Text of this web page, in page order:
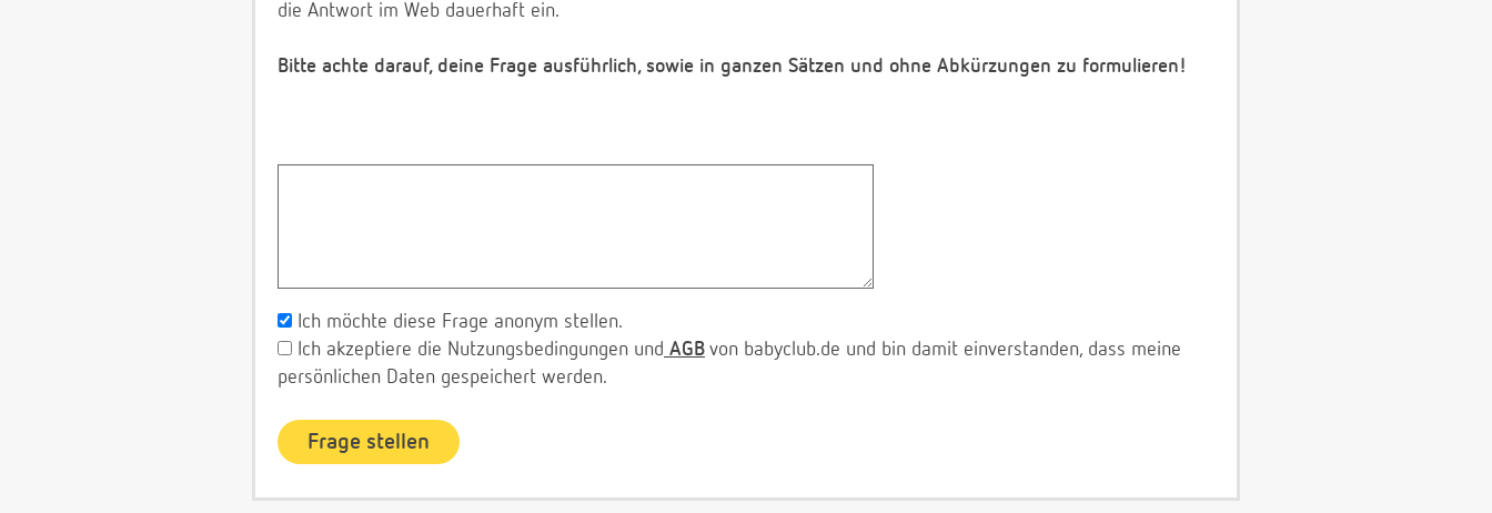
die Antwort im Web dauerhaft ein.
Bitte achte darauf, deine Frage ausführlich, sowie in ganzen Sätzen und ohne Abkürzungen zu formulieren!
Ich möchte diese Frage anonym stellen.
Ich akzeptiere die Nutzungsbedingungen und AGB von babyclub.de und bin damit einverstanden, dass meine
persönlichen Daten gespeichert werden.